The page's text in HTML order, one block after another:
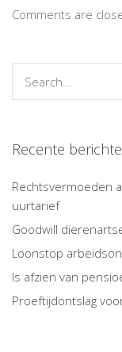
Comments are
Recente
Rechtsvermoeden
uurtarief
Goodwill
Loonstop
Is afzien van
Proeftijdontslag